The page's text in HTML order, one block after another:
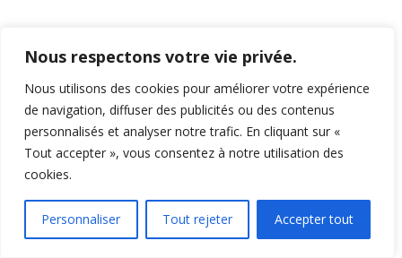
Nous respectons votre vie privée.
Nous utilisons des cookies pour améliorer votre expérience
de navigation, diffuser des publicités ou des contenus
personnalisés et analyser notre trafic. En cliquant sur «
Tout accepter », vous consentez à notre utilisation des
cookies.
Personnaliser Tout rejeter Accepter tout